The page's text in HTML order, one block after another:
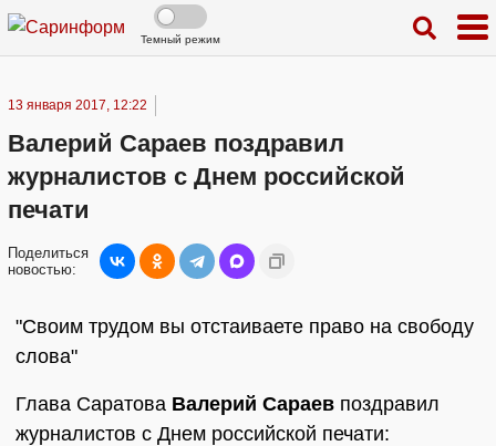
Темный режим
13 января 2017, 12:22
Валерий Сараев поздравил
журналистов с Днем российской
печати
Поделиться
новостью:
"Своим трудом вы отстаиваете право на свободу
слова"
Глава Саратова Валерий Сараев поздравил
журналистов с Днем российской печати: